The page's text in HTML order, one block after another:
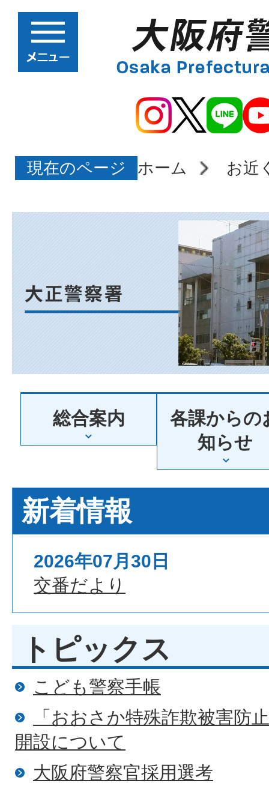
現在のページ ホーム お近
阪
大
正
警
察
署
総合案内
各課からの
知らせ
新着情報
2026年07月30日
交番だより
トピックス
こども警察手帳
「おおさか特殊詐欺被害防
開設について
大阪府警察官採用選考